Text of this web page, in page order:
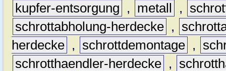
kupfer-entsorgung
, metall ,
schrottabholung-herdecke ,
herdecke , schrottdemontage ,
schrotthaendler-herdecke ,